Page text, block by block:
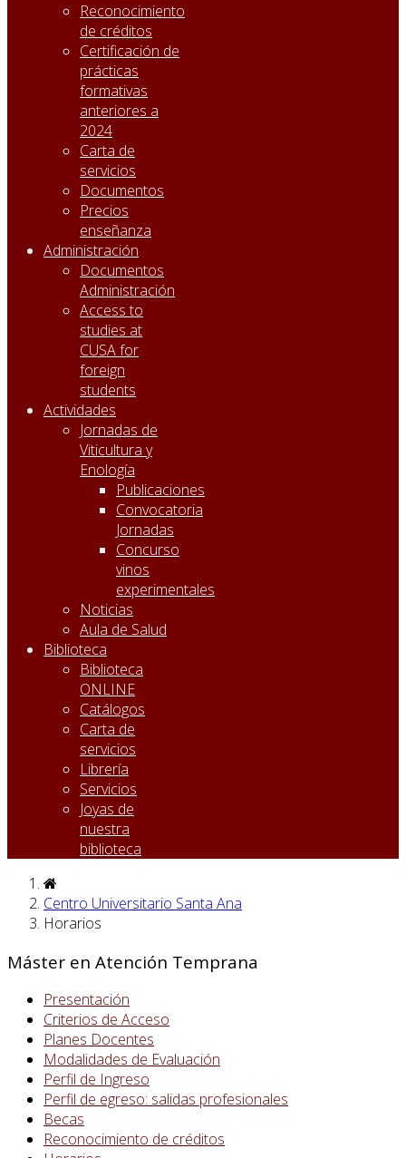
Reconocimiento
de créditos
Certificación de
prácticas
formativas
anteriores a
2024
Carta de
servicios
Documentos
Precios
enseñanza
Administración
Documentos
Administración
Access to
studies at
CUSA for
foreign
students
Actividades
Jornadas de
Viticultura y
Enología
Publicaciones
Convocatoria
Jornadas
Concurso
vinos
experimentales
Noticias
Aula de Salud
Biblioteca
Biblioteca
ONLINE
Catálogos
Carta de
servicios
Librería
Servicios
Joyas de
nuestra
biblioteca
Centro Universitario Santa Ana
Horarios
Máster en Atención Temprana
Presentación
Criterios de Acceso
Planes Docentes
Modalidades de Evaluación
Perfil de Ingreso
Perfil de egreso: salidas profesionales
Becas
Reconocimiento de créditos